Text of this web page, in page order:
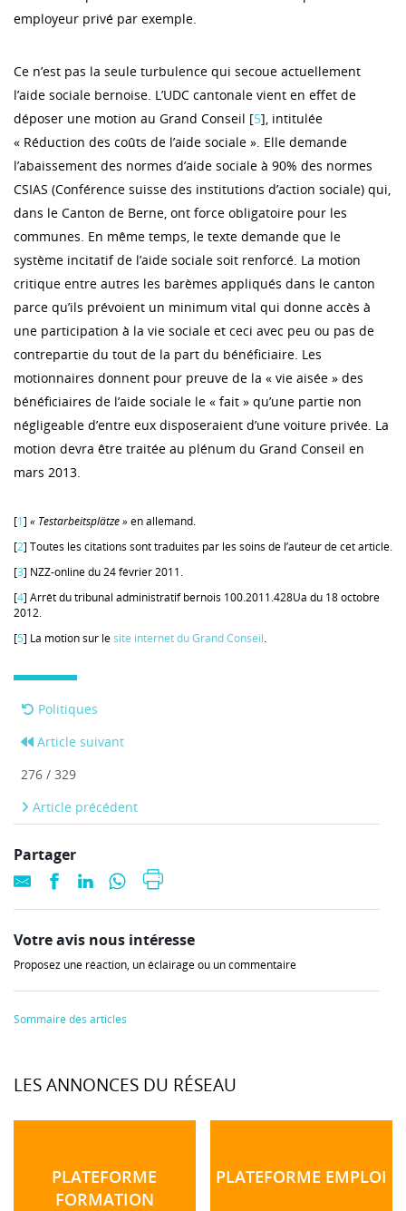
employeur privé par exemple.
Ce n’est pas la seule turbulence qui secoue actuellement
l’aide sociale bernoise. L’UDC cantonale vient en effet de
déposer une motion au Grand Conseil [5], intitulée
« Réduction des coûts de l’aide sociale ». Elle demande
l’abaissement des normes d’aide sociale à 90% des normes
CSIAS (Conférence suisse des institutions d’action sociale) qui,
dans le Canton de Berne, ont force obligatoire pour les
communes. En même temps, le texte demande que le
système incitatif de l’aide sociale soit renforcé. La motion
critique entre autres les barèmes appliqués dans le canton
parce qu’ils prévoient un minimum vital qui donne accès à
une participation à la vie sociale et ceci avec peu ou pas de
contrepartie du tout de la part du bénéficiaire. Les
motionnaires donnent pour preuve de la « vie aisée » des
bénéficiaires de l’aide sociale le « fait » qu’une partie non
négligeable d’entre eux disposeraient d’une voiture privée. La
motion devra être traitée au plénum du Grand Conseil en
mars 2013.
[1] « Testarbeitsplätze » en allemand.
[2] Toutes les citations sont traduites par les soins de l’auteur de cet article.
[3] NZZ-online du 24 février 2011.
[4] Arrêt du tribunal administratif bernois 100.2011.428Ua du 18 octobre
2012.
[5] La motion sur lesite internet du Grand Conseil.
Politiques
Article suivant
276 / 329
Article précédent
Partager
Votre avis nous intéresse
Proposez une réaction, un éclairage ou un commentaire
Sommaire des articles
LES ANNONCES DU RÉSEAU
PLATEFORME
FORMATION
PLATEFORME EMPLOI